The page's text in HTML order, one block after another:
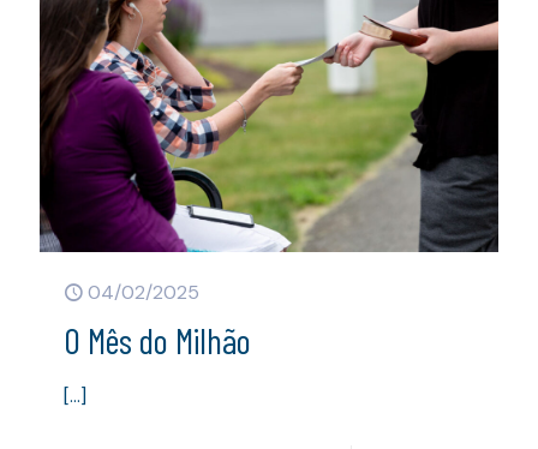
04/02/2025
O Mês do Milhão
[…]